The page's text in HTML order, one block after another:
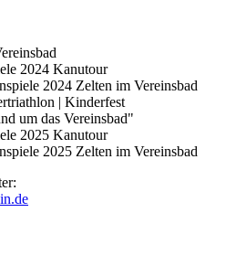
2024 Kanutour
2024 Zelten im Vereinsbad
| Kinderfest
um das Vereinsbad"
2025 Kanutour
2025 Zelten im Vereinsbad